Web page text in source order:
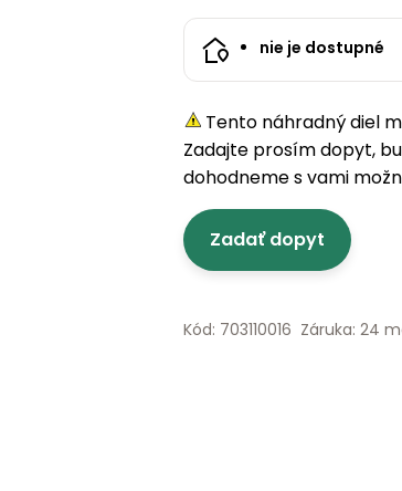
nie je dostupné
Tento náhradný diel
Zadajte prosím dopyt,
dohodneme s vami
Zadať dopyt
Kód: 703110016 Záruka: 24